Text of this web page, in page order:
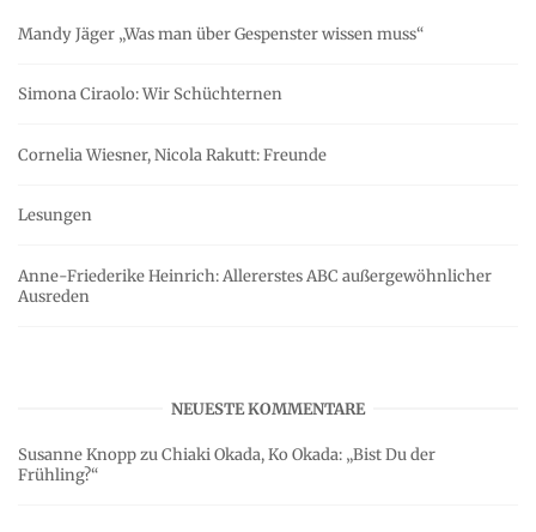
Mandy Jäger „Was man über Gespenster wissen muss“
Simona Ciraolo: Wir Schüchternen
Cornelia Wiesner, Nicola Rakutt: Freunde
Lesungen
Anne-Friederike Heinrich: Allererstes ABC außergewöhnlicher
Ausreden
NEUESTE KOMMENTARE
Susanne KnoppzuChiaki Okada, Ko Okada: „Bist Du der
Frühling?“